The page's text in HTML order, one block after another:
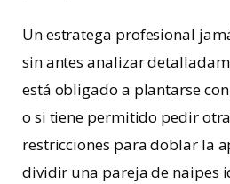
Un estratega profesional
sin antes analizar
está obligado a plantarse
o si tiene permitido pedir
restricciones para doblar la
dividir una pareja de naipes